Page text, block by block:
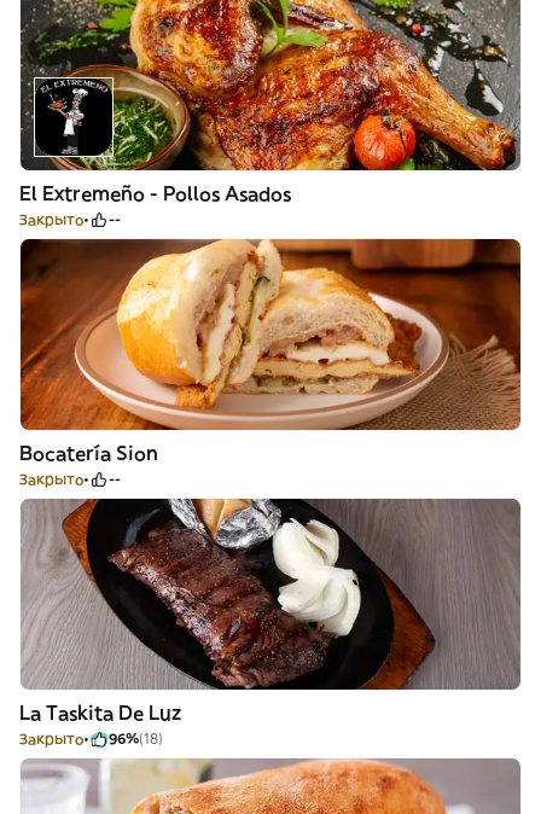
El Extremeño - Pollos Asados
Закрыто --
Bocatería Sion
Закрыто --
La Taskita De Luz
Закрыто 96%(18)